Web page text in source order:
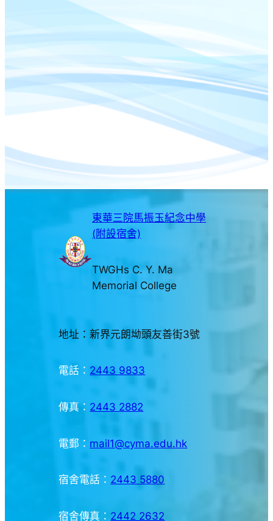
東華三院馬振玉紀念中學
(附設宿舍)
TWGHs C. Y. Ma
Memorial College
地址：新界元朗坳頭友善街3號
電話： 2443 9833
傳真： 2443 2882
電郵： mail1@cyma.edu.hk
宿舍電話： 2443 5880
宿舍傳真： 2442 2632